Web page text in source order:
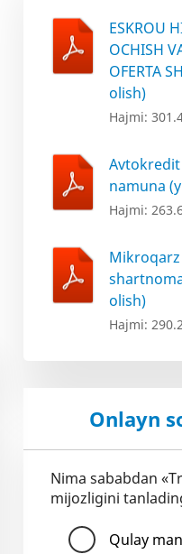
ESKROU
OCHISH
OFERTA
olish)
Hajmi:
namuna
Hajmi:
Mikroqarz
olish)
Hajmi:
Onlayn
Nima sababdan
mijozligini
Qulay